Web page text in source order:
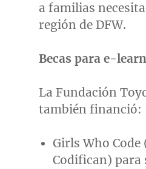
a familias
región de DFW.
Becas para e-
La Fundación
también financió:
Girls Who Code
Codifican) para